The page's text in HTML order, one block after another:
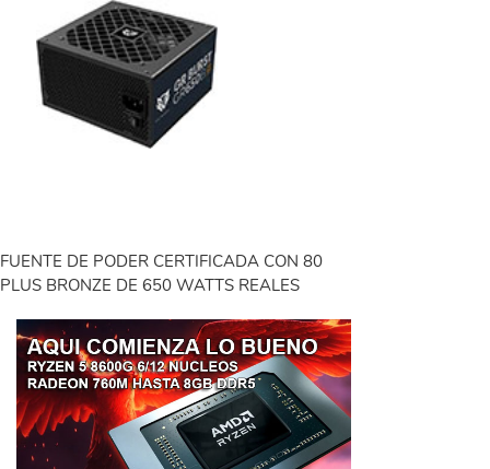
FUENTE DE PODER CERTIFICADA CON 80
PLUS BRONZE DE 650 WATTS REALES